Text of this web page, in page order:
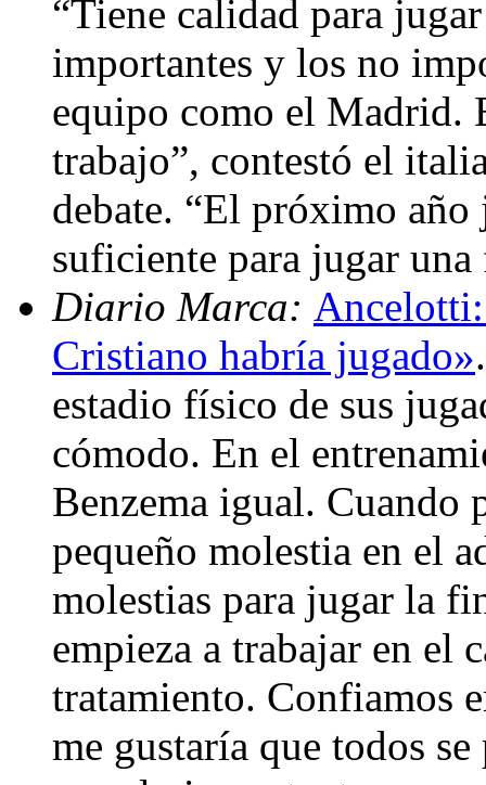
“Tiene calidad para
importantes y los no
equipo como el Madrid.
trabajo”, contestó el
debate. “El próximo
suficiente para jugar
Diario Marca:
Cristiano habría jugado»
estadio físico de sus
cómodo. En el
Benzema igual. Cuando
pequeño molestia en el
molestias para jugar la
empieza a trabajar en el
tratamiento. Confiamos
me gustaría que todos